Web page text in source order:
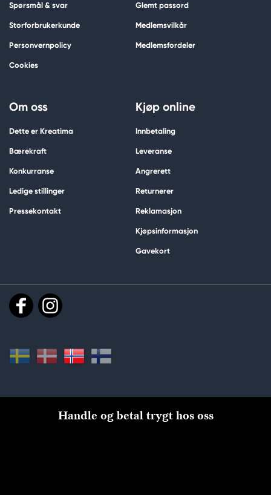
Spørsmål & svar
Storforbrukerkunde
Personvernpolicy
Cookies
Glemt passord
Medlemsvilkår
Medlemsfordeler
Om oss
Dette er Kreatima
Bærekraft
Konkurranse
Ledige stillinger
Pressekontakt
Kjøp online
Innbetaling
Leveranse
Angrerett
Returnerer
Reklamasjon
Kjøpsinformasjon
Gavekort
Handle og betal trygt hos oss